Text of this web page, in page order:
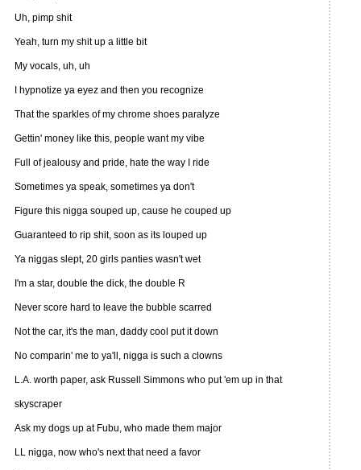
Uh, pimp shit
Yeah, turn my shit up a little bit
My vocals, uh, uh
I hypnotize ya eyez and then you recognize
That the sparkles of my chrome shoes paralyze
Gettin' money like this, people want my vibe
Full of jealousy and pride, hate the way I ride
Sometimes ya speak, sometimes ya don't
Figure this nigga souped up, cause he couped up
Guaranteed to rip shit, soon as its louped up
Ya niggas slept, 20 girls panties wasn't wet
I'm a star, double the dick, the double R
Never score hard to leave the bubble scarred
Not the car, it's the man, daddy cool put it down
No comparin' me to ya'll, nigga is such a clowns
L.A. worth paper, ask Russell Simmons who put 'em up in that
skyscraper
Ask my dogs up at Fubu, who made them major
LL nigga, now who's next that need a favor